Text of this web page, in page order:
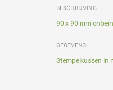
BESCHRIJVING
90 x 90 mm
GEGEVENS
Stempelkussen in